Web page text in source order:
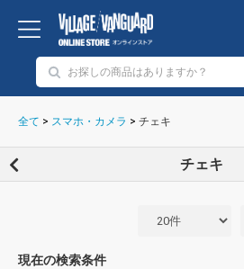
全て > スマホ・カメラ > チェキ
チェキ
現在の検索条件